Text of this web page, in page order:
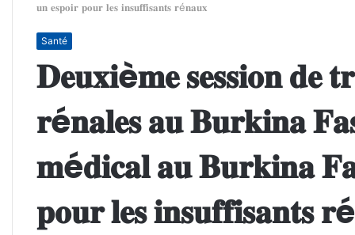
𝐮𝐧 𝐞𝐬𝐩𝐨𝐢𝐫 𝐩𝐨𝐮𝐫 𝐥𝐞𝐬 𝐢𝐧𝐬𝐮𝐟𝐟𝐢𝐬𝐚𝐧𝐭𝐬 𝐫é𝐧𝐚𝐮𝐱
Santé
𝐃𝐞𝐮𝐱𝐢è𝐦𝐞 𝐬𝐞𝐬𝐬𝐢𝐨𝐧 𝐝𝐞
𝐫é𝐧𝐚𝐥𝐞𝐬 𝐚𝐮 𝐁𝐮𝐫𝐤𝐢𝐧𝐚
𝐦é𝐝𝐢𝐜𝐚𝐥 𝐚𝐮 𝐁𝐮𝐫𝐤𝐢𝐧𝐚
𝐩𝐨𝐮𝐫 𝐥𝐞𝐬 𝐢𝐧𝐬𝐮𝐟𝐟𝐢𝐬𝐚𝐧𝐭𝐬